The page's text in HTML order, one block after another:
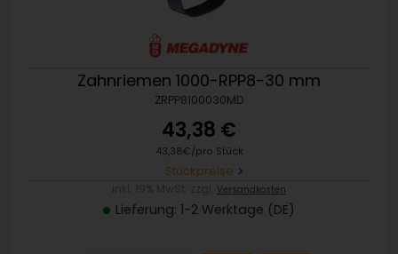
Zahnriemen 1000-RPP8-30 mm
ZRPP8100030MD
43,38 €
43,38€/pro Stück
Stückpreise
Versandkosten
Lieferung: 1-2 Werktage (DE)